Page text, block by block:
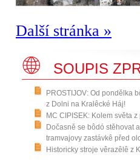
Další stránka »
SOUPIS
PROSTIJOV: Od pondělka
z Dolni na Kralêcké Háj!
MC CIPISEK: Kolem světa
Dočasně se bôdó stěhovat
tramvajovy zastávkê před
Historicky stroje vêrazêlê z